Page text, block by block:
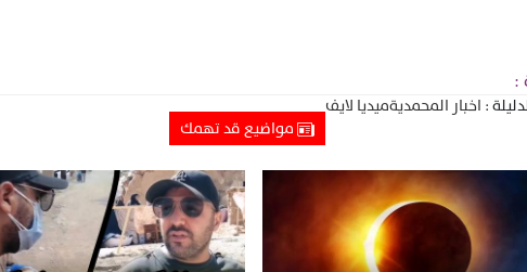
:
: اخبار المحمديةميديا لايف
مواضيع قد تهمك